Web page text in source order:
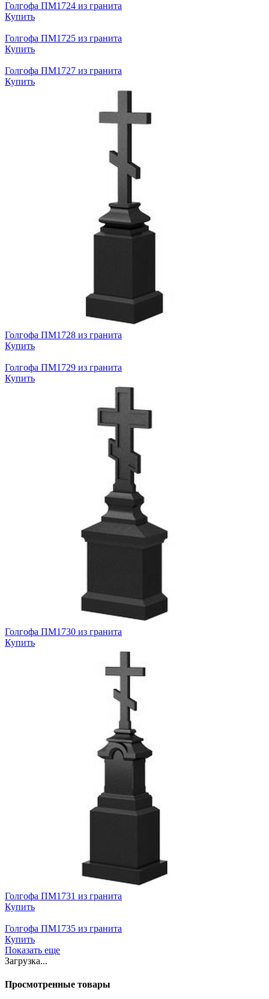
Голгофа ПМ1724 из гранита
Купить
Голгофа ПМ1725 из гранита
Купить
Голгофа ПМ1727 из гранита
Купить
Голгофа ПМ1728 из гранита
Купить
Голгофа ПМ1729 из гранита
Купить
Голгофа ПМ1730 из гранита
Купить
Голгофа ПМ1731 из гранита
Купить
Голгофа ПМ1735 из гранита
Купить
Показать еще
Загрузка...
Просмотренные товары